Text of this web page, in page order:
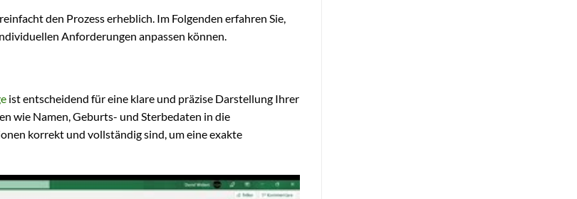
den Prozess erheblich. Im Folgenden erfahren Sie,
Anforderungen anpassen können.
ist entscheidend für eine klare und präzise Darstellung Ihrer
wie Namen, Geburts- und Sterbedaten in die
korrekt und vollständig sind, um eine exakte